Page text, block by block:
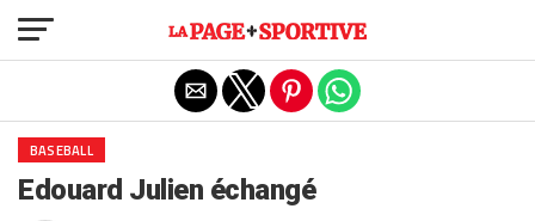
BASEBALL
Edouard Julien échangé
Exit mobile version